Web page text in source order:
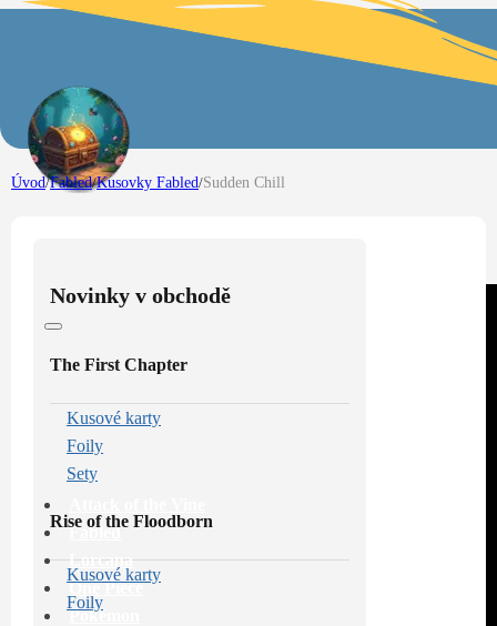
Fabled
Lorcana
One Piece
Pokémon
Úvod/Fabled/Kusovky Fabled/Sudden Chill
Novinky v obchodě
The First Chapter
Kusové karty
Foily
Sety
Rise of the Floodborn
Kusové karty
Foily